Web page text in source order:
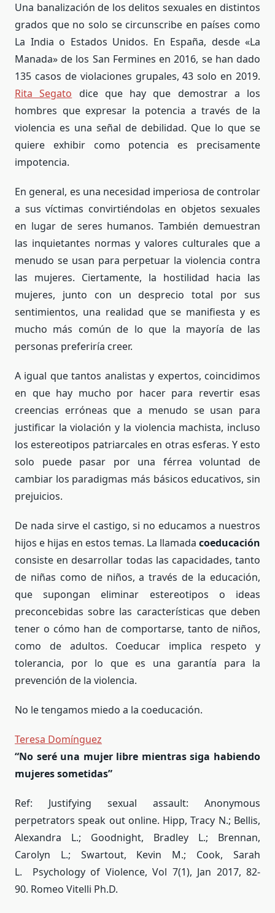
Una banalización de los delitos sexuales en distintos
grados que no solo se circunscribe en países como
La India o Estados Unidos. En España, desde «La
Manada» de los San Fermines en 2016, se han dado
135 casos de violaciones grupales, 43 solo en 2019.
Rita Segato dice que hay que demostrar a los
hombres que expresar la potencia a través de la
violencia es una señal de debilidad. Que lo que se
quiere exhibir como potencia es precisamente
impotencia.
En general, es una necesidad imperiosa de controlar
a sus víctimas convirtiéndolas en objetos sexuales
en lugar de seres humanos. También demuestran
las inquietantes normas y valores culturales que a
menudo se usan para perpetuar la violencia contra
las mujeres. Ciertamente, la hostilidad hacia las
mujeres, junto con un desprecio total por sus
sentimientos, una realidad que se manifiesta y es
mucho más común de lo que la mayoría de las
personas preferiría creer.
A igual que tantos analistas y expertos, coincidimos
en que hay mucho por hacer para revertir esas
creencias erróneas que a menudo se usan para
justificar la violación y la violencia machista, incluso
los estereotipos patriarcales en otras esferas. Y esto
solo puede pasar por una férrea voluntad de
cambiar los paradigmas más básicos educativos, sin
prejuicios.
De nada sirve el castigo, si no educamos a nuestros
hijos e hijas en estos temas. La llamada coeducación
consiste en desarrollar todas las capacidades, tanto
de niñas como de niños, a través de la educación,
que supongan eliminar estereotipos o ideas
preconcebidas sobre las características que deben
tener o cómo han de comportarse, tanto de niños,
como de adultos. Coeducar implica respeto y
tolerancia, por lo que es una garantía para la
prevención de la violencia.
No le tengamos miedo a la coeducación.
Teresa Domínguez
“No seré una mujer libre mientras siga habiendo
mujeres sometidas”
Ref: Justifying sexual assault: Anonymous
perpetrators speak out online. Hipp, Tracy N.; Bellis,
Alexandra L.; Goodnight, Bradley L.; Brennan,
Carolyn L.; Swartout, Kevin M.; Cook, Sarah
L. Psychology of Violence, Vol 7(1), Jan 2017, 82-
90. Romeo Vitelli Ph.D.